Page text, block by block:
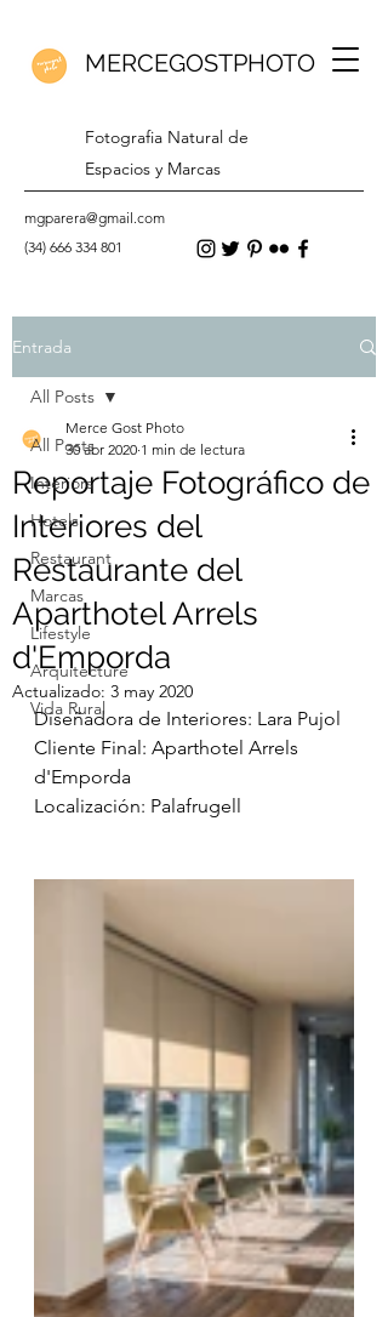
MERCEGOSTPHOTO
Fotografia Natural de
Espacios y Marcas
mgparera@gmail.com
(34) 666 334 801
Entrada
All Posts
Interiors
Hotels
Restaurant
Marcas
Lifestyle
Arquitecture
Vida Rural
All Posts
Reportaje Fotográfico de
Interiores del
Restaurante del
Aparthotel Arrels
d'Emporda
Merce Gost Photo
30 abr 2020 1 min de lectura
Actualizado: 3 may 2020
Diseñadora de Interiores: Lara Pujol
Cliente Final: Aparthotel Arrels
d'Emporda
Localización: Palafrugell